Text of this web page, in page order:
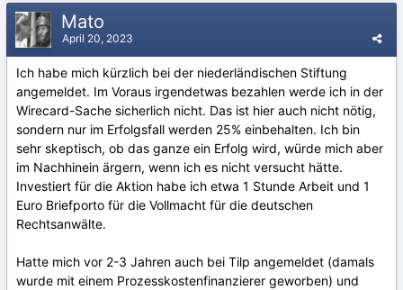
Mato
April 20, 2023
Ich habe mich kürzlich bei der niederländischen Stiftung
angemeldet. Im Voraus irgendetwas bezahlen werde ich in der
Wirecard-Sache sicherlich nicht. Das ist hier auch nicht nötig,
sondern nur im Erfolgsfall werden 25% einbehalten. Ich bin
sehr skeptisch, ob das ganze ein Erfolg wird, würde mich aber
im Nachhinein ärgern, wenn ich es nicht versucht hätte.
Investiert für die Aktion habe ich etwa 1 Stunde Arbeit und 1
Euro Briefporto für die Vollmacht für die deutschen
Rechtsanwälte.
Hatte mich vor 2-3 Jahren auch bei Tilp angemeldet (damals
wurde mit einem Prozesskostenfinanzierer geworben) und